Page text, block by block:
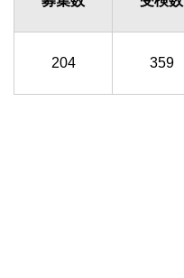
204 359